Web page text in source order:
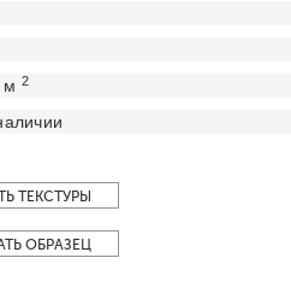
м 2
ТЕКСТУРЫ
ОБРАЗЕЦ